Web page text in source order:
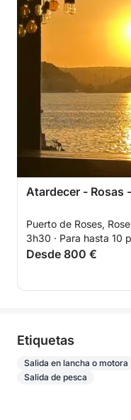
Atardecer - Rosas
Puerto de Roses,
3h30 · Para hasta 10
Desde 800 €
Etiquetas
Salida en lancha o motora
Salida de pesca